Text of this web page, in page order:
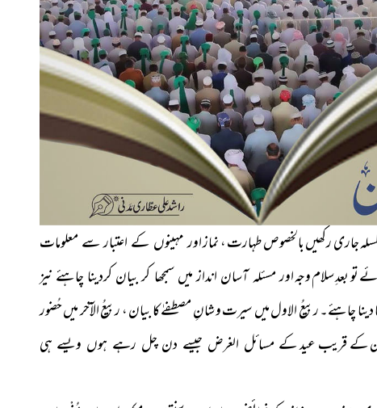
جاری رکھیں بالخصوص طہارت ، نمازاور مہینوں کے اعتبار سے معلومات
تو بعدِ سلام وجہاور مسئلہ آسان انداز میں سمجھا کر بیان کردینا چاہئے نیز
چاہئے۔ ربیعُ الاول میں سیرت و شانِ مصطفےٰ کا بیان ، ربیعُ الآخر میں حُضور
کے قریب عیدکے مسائل الغرض جیسے دن چل رہے ہوں ویسے ہی